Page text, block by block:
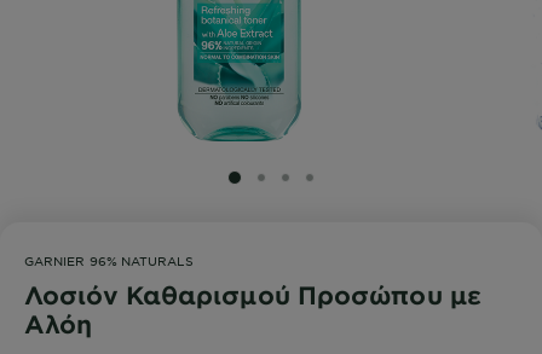
SLIDE 1
SLIDE 2
SLIDE 3
SLIDE 4
GARNIER 96% NATURALS
Λοσιόν Καθαρισμού Προσώπου με
Αλόη